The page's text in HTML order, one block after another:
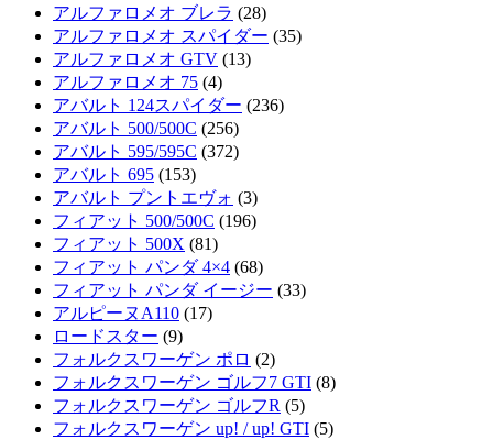
アルファロメオ ブレラ (28)
アルファロメオ スパイダー (35)
アルファロメオ GTV (13)
アルファロメオ 75 (4)
アバルト 124スパイダー (236)
アバルト 500/500C (256)
アバルト 595/595C (372)
アバルト 695 (153)
アバルト プントエヴォ (3)
フィアット 500/500C (196)
フィアット 500X (81)
フィアット パンダ 4×4 (68)
フィアット パンダ イージー (33)
アルピーヌA110 (17)
ロードスター (9)
フォルクスワーゲン ポロ (2)
フォルクスワーゲン ゴルフ7 GTI (8)
フォルクスワーゲン ゴルフR (5)
フォルクスワーゲン up! / up! GTI (5)